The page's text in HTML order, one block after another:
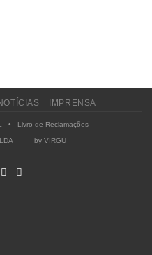
IMPRENSA
• Livro de Reclamações
LDA by VIRGU